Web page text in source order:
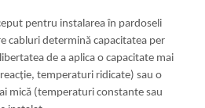
pentru instalarea în pardoseli
cabluri determină capacitatea per
de a aplica o capacitate mai
temperaturi ridicate) sau o
mică (temperaturi constante sau